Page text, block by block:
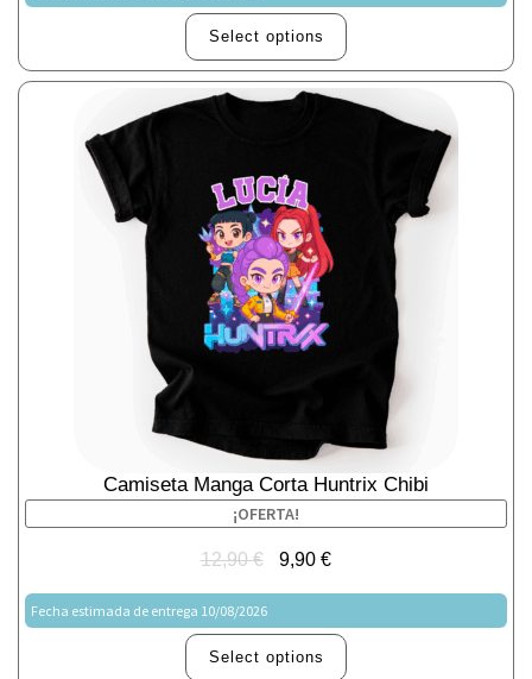
Select options
Camiseta Manga Corta Huntrix Chibi
¡OFERTA!
12,90€ 9,90€
Fecha estimada de entrega 10/08/2026
Select options